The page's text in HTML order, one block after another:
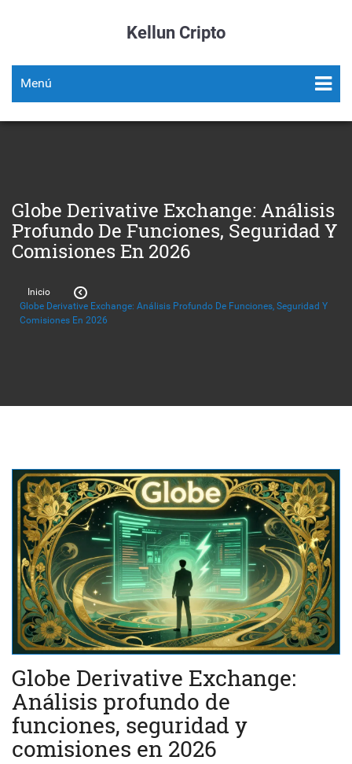
Kellun Cripto
Menú
Globe Derivative Exchange: Análisis
Profundo De Funciones, Seguridad Y
Comisiones En 2026
Inicio
Globe Derivative Exchange: Análisis Profundo De Funciones, Seguridad Y
Comisiones En 2026
Globe Derivative Exchange:
Análisis profundo de
funciones, seguridad y
comisiones en 2026